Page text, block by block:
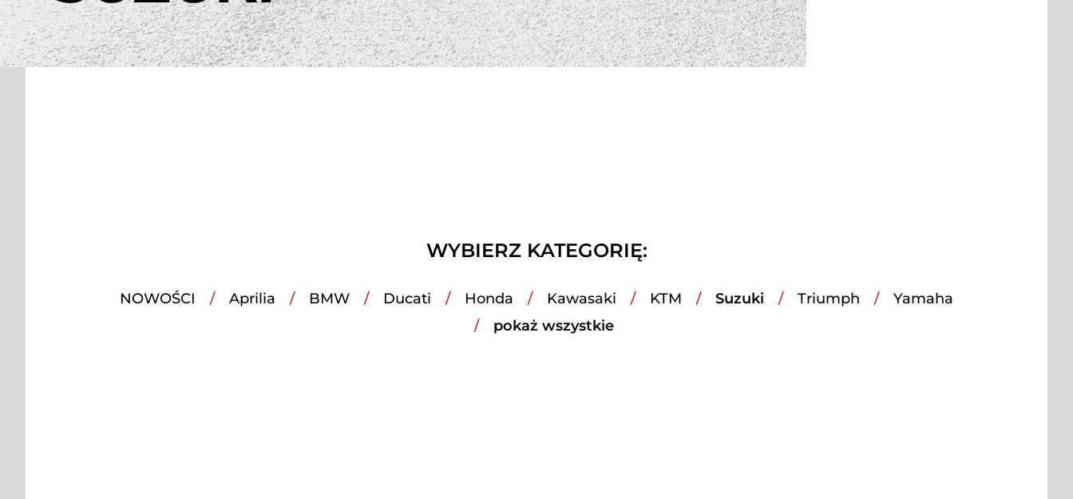
WYBIERZ KATEGORIĘ:
NOWOŚCI Aprilia BMW Ducati Honda Kawasaki KTM Suzuki Triumph
Yamaha
pokaż wszystkie